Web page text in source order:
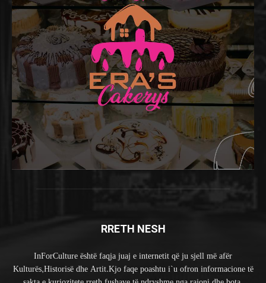
RRETH NESH
InForCulture është faqja juaj e internetit që ju sjell më afër
Kulturës,Historisë dhe Artit.Kjo faqe poashtu i`u ofron informacione të